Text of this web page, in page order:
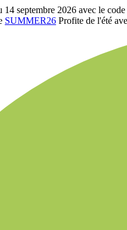
septembre 2026 avec le code
SUMMER26 Profite de l'été